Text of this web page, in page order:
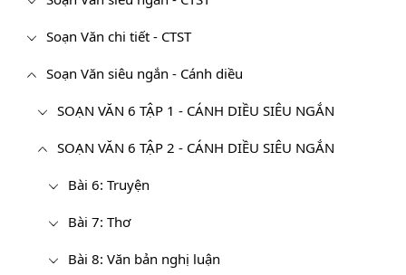
Soạn Văn chi tiết - CTST
Soạn Văn siêu ngắn - Cánh diều
SOẠN VĂN 6 TẬP 1 - CÁNH DIỀU SIÊU NGẮN
SOẠN VĂN 6 TẬP 2 - CÁNH DIỀU SIÊU NGẮN
Bài 6: Truyện
Bài 7: Thơ
Bài 8: Văn bản nghị luận